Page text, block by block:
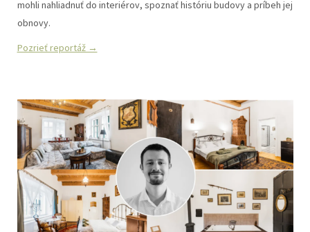
mohli nahliadnuť do interiérov, spoznať históriu budovy a príbeh jej
obnovy.
Pozrieť reportáž →